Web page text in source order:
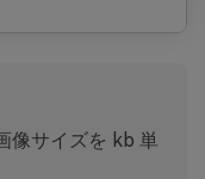
像サイズを kb 単